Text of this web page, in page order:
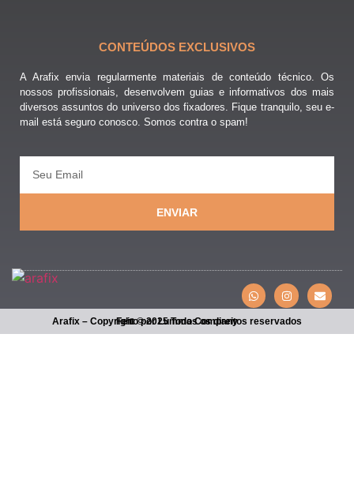
CONTEÚDOS EXCLUSIVOS
A Arafix envia regularmente materiais de conteúdo técnico. Os
nossos profissionais, desenvolvem guias e informativos dos mais
diversos assuntos do universo dos fixadores. Fique tranquilo, seu e-
mail está seguro conosco. Somos contra o spam!
ENVIAR
Arafix – Copyright © 2025 Todos os direitos reservados
Feito por Lumma Company